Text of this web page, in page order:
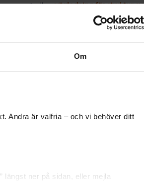
Om
Andra är valfria – och vi behöver ditt
längst ner på sidan, eller mejla
en användbarvägledning för struktur av